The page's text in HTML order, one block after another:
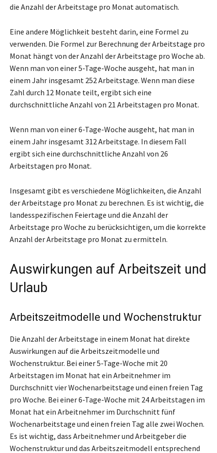
die Anzahl der Arbeitstage pro Monat automatisch.
Eine andere Möglichkeit besteht darin, eine Formel zu
verwenden. Die Formel zur Berechnung der Arbeitstage pro
Monat hängt von der Anzahl der Arbeitstage pro Woche ab.
Wenn man von einer 5-Tage-Woche ausgeht, hat man in
einem Jahr insgesamt 252 Arbeitstage. Wenn man diese
Zahl durch 12 Monate teilt, ergibt sich eine
durchschnittliche Anzahl von 21 Arbeitstagen pro Monat.
Wenn man von einer 6-Tage-Woche ausgeht, hat man in
einem Jahr insgesamt 312 Arbeitstage. In diesem Fall
ergibt sich eine durchschnittliche Anzahl von 26
Arbeitstagen pro Monat.
Insgesamt gibt es verschiedene Möglichkeiten, die Anzahl
der Arbeitstage pro Monat zu berechnen. Es ist wichtig, die
landesspezifischen Feiertage und die Anzahl der
Arbeitstage pro Woche zu berücksichtigen, um die korrekte
Anzahl der Arbeitstage pro Monat zu ermitteln.
Auswirkungen auf Arbeitszeit und
Urlaub
Arbeitszeitmodelle und Wochenstruktur
Die Anzahl der Arbeitstage in einem Monat hat direkte
Auswirkungen auf die Arbeitszeitmodelle und
Wochenstruktur. Bei einer 5-Tage-Woche mit 20
Arbeitstagen im Monat hat ein Arbeitnehmer im
Durchschnitt vier Wochenarbeitstage und einen freien Tag
pro Woche. Bei einer 6-Tage-Woche mit 24 Arbeitstagen im
Monat hat ein Arbeitnehmer im Durchschnitt fünf
Wochenarbeitstage und einen freien Tag alle zwei Wochen.
Es ist wichtig, dass Arbeitnehmer und Arbeitgeber die
Wochenstruktur und das Arbeitszeitmodell entsprechend